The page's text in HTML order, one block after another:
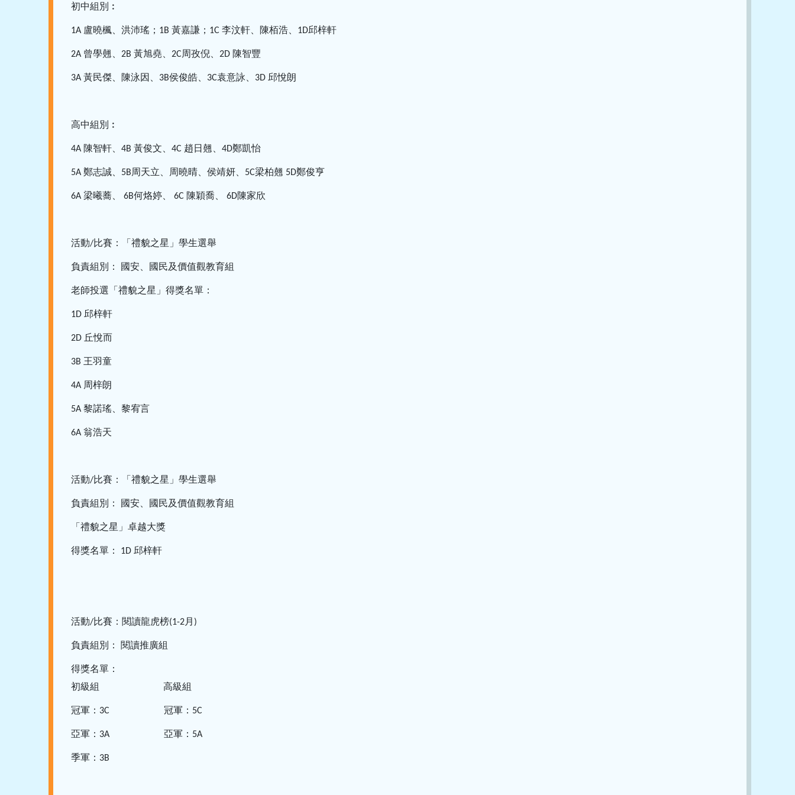
初中組別︰
1A 盧曉楓、洪沛瑤； 1B黃嘉謙； 1C李汶軒、陳栢浩、 1D邱梓軒
2A 曾學翹、 2B黃旭堯、 2C周孜倪、 2D 陳智豐
3A黃民傑、陳泳因、 3B侯俊皓、 3C袁意詠、 3D邱悅朗
高中組別︰
4A 陳智軒、4B黃俊文、4C 趙日翹、4D鄭凱怡
5A鄭志誠、 5B周天立、周曉晴、侯靖妍、 5C梁柏翹 5D鄭俊亨
6A梁曦蕎、 6B何烙婷、 6C 陳穎喬、 6D陳家欣
活動/比賽：「禮貌之星」學生選舉
負責組別： 國安、國民及價值觀教育組
老師投選「禮貌之星」得獎名單：
1D邱梓軒
2D 丘悅而
3B王羽童
4A 周梓朗
5A黎諾瑤、黎宥言
6A翁浩天
活動/比賽：「禮貌之星」學生選舉
負責組別： 國安、國民及價值觀教育組
「禮貌之星」卓越大獎
得獎名單： 1D邱梓軒
活動/比賽：閱讀龍虎榜(1-2月 )
負責組別： 閱讀推廣組
得獎名單：
初級組
高級組
冠軍： 3C 冠軍： 5C
亞軍： 3A 亞軍： 5A
季軍： 3B